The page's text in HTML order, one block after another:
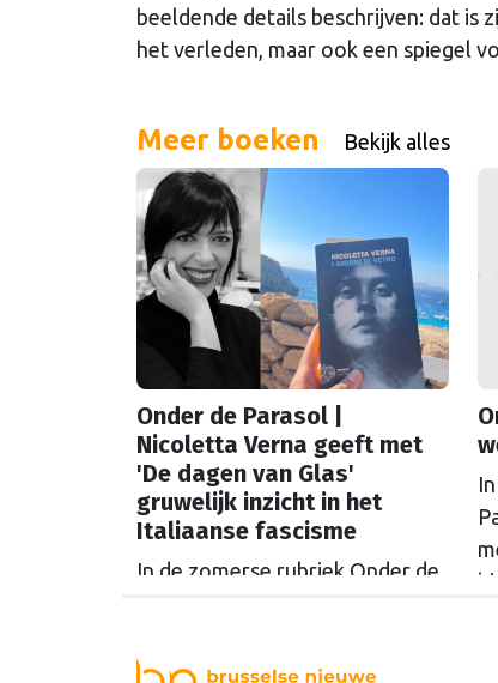
beeldende details beschrijven: dat is
het verleden, maar ook een spiegel
Meer boeken Bekijk alles
Onder de Parasol |
Nicoletta Verna geeft met
'De dagen van Glas'
gruwelijk inzicht in het
Italiaanse fascisme
In de zomerse rubriek Onder de
historisch, soms verrassend